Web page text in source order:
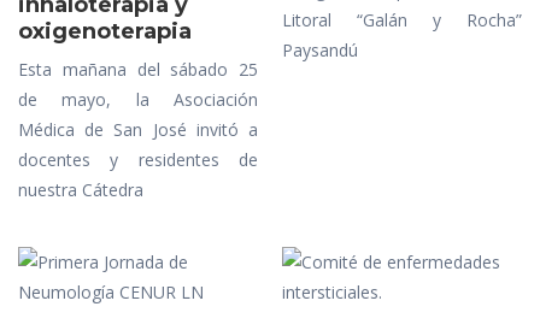
oxigenoterapia
Esta mañana del sábado 25
de mayo, la Asociación
Médica de San José invitó a
docentes y residentes de
nuestra Cátedra
Litoral “Galán y Rocha”
Paysandú